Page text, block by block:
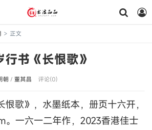
> 正文
书《长恨歌》
朝 / 董其昌 评论(0)
恨歌》，水墨纸本，册页十六开，
。一六一二年作，2023香港佳士